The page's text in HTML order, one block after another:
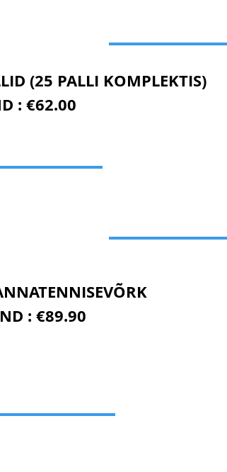
(25 PALLI KOMPLEKTIS)
: €62.00
: €89.90